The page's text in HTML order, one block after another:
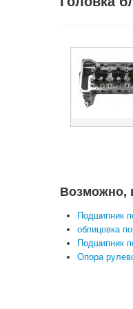
Возможно,
Подшипник
облицовка
Подшипник
Опора